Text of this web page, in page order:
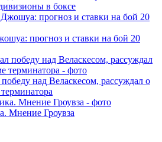
в боксе
прогноз и ставки на бой 20
над Веласкесом, рассуждал о
Мнение Гроувза